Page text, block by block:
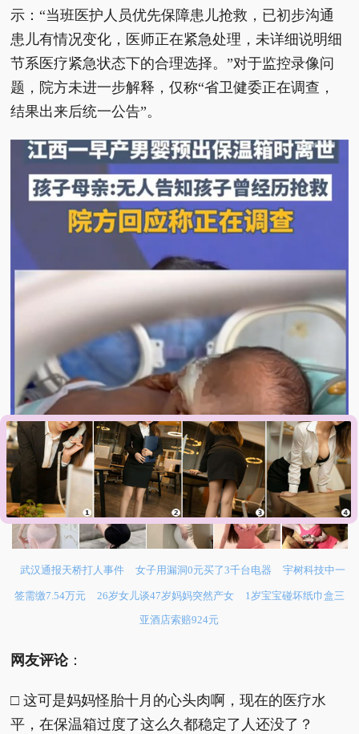
示：“当班医护人员优先保障患儿抢救，已初步沟通
患儿有情况变化，医师正在紧急处理，未详细说明细
节系医疗紧急状态下的合理选择。”对于监控录像问
题，院方未进一步解释，仅称“省卫健委正在调查，
结果出来后统一公告”。
武汉通报天桥打人事件 女子用漏洞0元买了3千台电器 宇树科技中一
签需缴7.54万元 26岁女儿谈47岁妈妈突然产女
1岁宝宝碰坏纸巾盒三
亚酒店索赔924元
网友评论：
□ 这可是妈妈怪胎十月的心头肉啊，现在的医疗水
平，在保温箱过度了这么久都稳定了人还没了？